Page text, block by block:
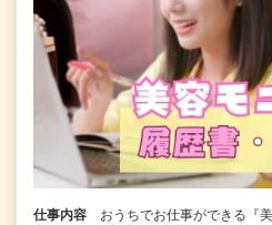
仕事内容
おうちでお仕事ができる『